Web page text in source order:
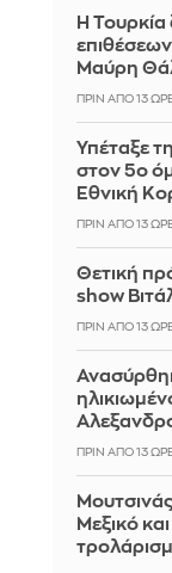
Η
Μαύρη
ΠΡΙΝ ΑΠΌ 13
Υπέταξε
στον 5ο
Εθνική
ΠΡΙΝ ΑΠΌ 13
Θετική
show
ΠΡΙΝ ΑΠΌ 13
ΠΡΙΝ ΑΠΌ 13
Μεξικό